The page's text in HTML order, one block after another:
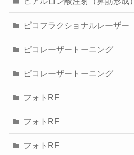
ピコフラクショナルレーザー
ピコレーザートーニング
ピコレーザートーニング
フォトRF
フォトRF
フォトRF